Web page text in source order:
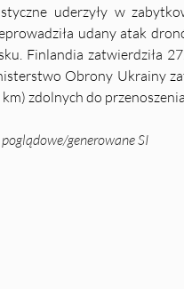
uderzyły w
udany atak
Finlandia zatwierdziła
Obrony Ukrainy
km) zdolnych do
poglądowe/generowane SI